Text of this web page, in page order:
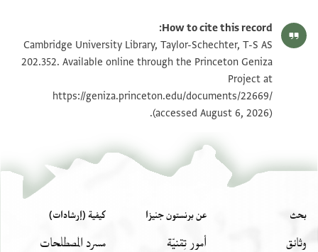
T-S AS 202.352 1v تكبير و تدوير
بيان أذونات الصورة
How to cite this record:
Cambridge University Library, Taylor-Schechter, T-S AS
202.352. Available online through the Princeton Geniza
Project at
https://geniza.princeton.edu/documents/22669/
(accessed August 6, 2026).
بحث
وثائق
عن برنستون جنيزا
أمور تِقنيّة
كيفية (إرشادات)
مسرد المصطلحات